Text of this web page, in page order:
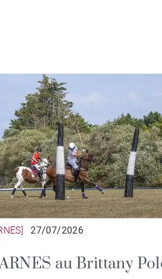
27/07/2026
au Brittany